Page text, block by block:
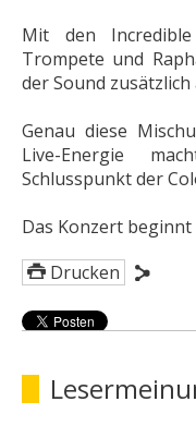
Mit den
Trompete und
der Sound zusätzlich
Genau diese
Live-Energie
Schlusspunkt der
Das Konzert beginnt
Drucken